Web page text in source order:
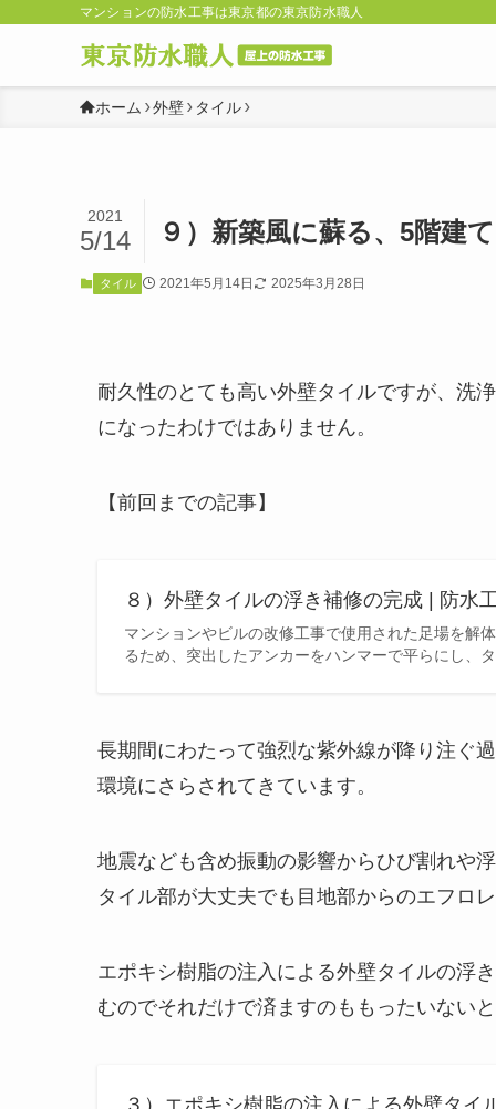
マンションの防水工事は東京都の東京防水職人
ホーム 外壁 タイル
９）新築風に蘇る、5階建
2021
5/14
タイル 2021年5月14日 2025年3月28日
耐久性のとても高い外壁タイルですが、洗
になったわけではありません。
【前回までの記事】
８）外壁タイルの浮き補修の完成 | 防水
マンションやビルの改修工事で使用された足場を解
るため、突出したアンカーをハンマーで平らにし、
長期間にわたって強烈な紫外線が降り注ぐ
環境にさらされてきています。
地震なども含め振動の影響からひび割れや
タイル部が大丈夫でも目地部からのエフロ
エポキシ樹脂の注入による外壁タイルの浮
むのでそれだけで済ますのももったいない